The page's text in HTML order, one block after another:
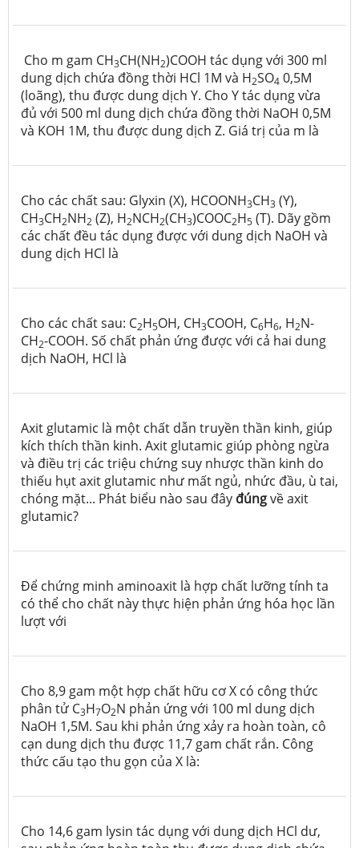
Cho m gam CH3CH(NH2)COOH tác dụng với 300 ml
dung dịch chứa đồng thời HCl 1M và H2SO4 0,5M
(loãng), thu được dung dịch Y. Cho Y tác dụng vừa
đủ với 500 ml dung dịch chứa đồng thời NaOH 0,5M
và KOH 1M, thu được dung dịch Z. Giá trị của m là
Cho các chất sau: Glyxin (X), HCOONH3CH3 (Y),
CH3CH2NH2 (Z), H2NCH2(CH3)COOC2H5 (T). Dãy gồm
các chất đều tác dụng được với dung dịch NaOH và
dung dịch HCl là
Cho các chất sau: C2H5OH, CH3COOH, C6H6, H2N-
CH2-COOH. Số chất phản ứng được với cả hai dung
dịch NaOH, HCl là
Axit glutamic là một chất dẫn truyền thần kinh, giúp
kích thích thần kinh. Axit glutamic giúp phòng ngừa
và điều trị các triệu chứng suy nhược thần kinh do
thiếu hụt axit glutamic như mất ngủ, nhức đầu, ù tai,
chóng mặt... Phát biểu nào sau đây đúngvề axit
glutamic?
Để chứng minh aminoaxit là hợp chất lưỡng tính ta
có thể cho chất này thực hiện phản ứng hóa học lần
lượt với
Cho 8,9 gam một hợp chất hữu cơ X có công thức
phân tử C3H7O2N phản ứng với 100 ml dung dịch
NaOH 1,5M. Sau khi phản ứng xảy ra hoàn toàn, cô
cạn dung dịch thu được 11,7 gam chất rắn. Công
thức cấu tạo thu gọn của X là:
Cho 14,6 gam lysin tác dụng với dung dịch HCl dư,